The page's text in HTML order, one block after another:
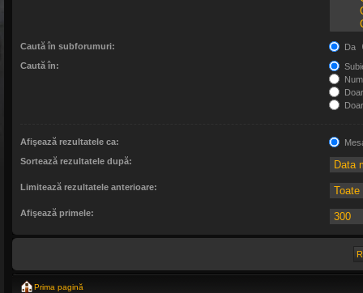
Caută în subforumuri:
Da
Caută în:
Afişează rezultatele ca:
Sortează rezultatele după:
Limitează rezultatele anterioare:
Afişează primele:
Prima pagină